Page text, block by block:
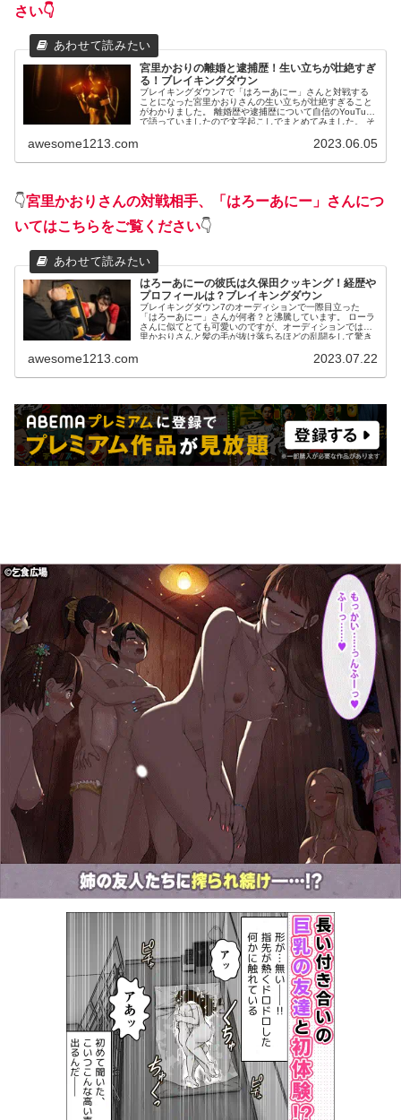
さい👇
宮里かおりの離婚と逮捕歴！生い立ちが壮絶すぎ
る！ブレイキングダウン
ブレイキングダウン7で「はろーあにー」さんと対戦する
ことになった宮里かおりさんの生い立ちが壮絶すぎること
がわかりました。 離婚歴や逮捕歴について自信のYouTube
で語っていましたので文字起こしでまとめてみました。 そ
awesome1213.com 2023.06.05
👇宮里かおりさんの対戦相手、「はろーあにー」さんにつ
いてはこちらをご覧ください👇
はろーあにーの彼氏は久保田クッキング！経歴や
プロフィールは？ブレイキングダウン
ブレイキングダウン7のオーディションで一際目立った
「はろーあにー」さんが何者？と沸騰しています。 ローラ
さんに似てとても可愛いのですが、オーディションでは宮
里かおりさんと髪の毛が抜け落ちるほどの乱闘をして驚き
awesome1213.com 2023.07.22